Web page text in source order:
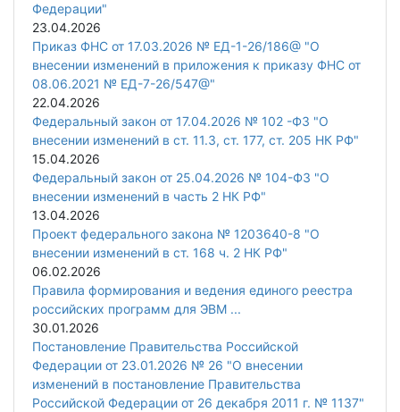
Федерации"
23.04.2026
Приказ ФНС от 17.03.2026 № ЕД-1-26/186@ "О
внесении изменений в приложения к приказу ФНС от
08.06.2021 № ЕД-7-26/547@"
22.04.2026
Федеральный закон от 17.04.2026 № 102 -ФЗ "О
внесении изменений в ст. 11.3, ст. 177, ст. 205 НК РФ"
15.04.2026
Федеральный закон от 25.04.2026 № 104-ФЗ "О
внесении изменений в часть 2 НК РФ"
13.04.2026
Проект федерального закона № 1203640-8 "О
внесении изменений в ст. 168 ч. 2 НК РФ"
06.02.2026
Правила формирования и ведения единого реестра
российских программ для ЭВМ ...
30.01.2026
Постановление Правительства Российской
Федерации от 23.01.2026 № 26 "О внесении
изменений в постановление Правительства
Российской Федерации от 26 декабря 2011 г. № 1137"